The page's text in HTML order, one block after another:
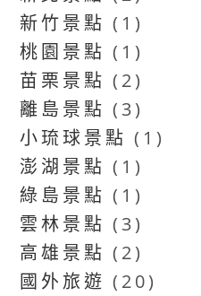
新竹景點 (1)
桃園景點 (1)
苗栗景點 (2)
離島景點 (3)
小琉球景點 (1)
澎湖景點 (1)
綠島景點 (1)
雲林景點 (3)
高雄景點 (2)
國外旅遊 (20)